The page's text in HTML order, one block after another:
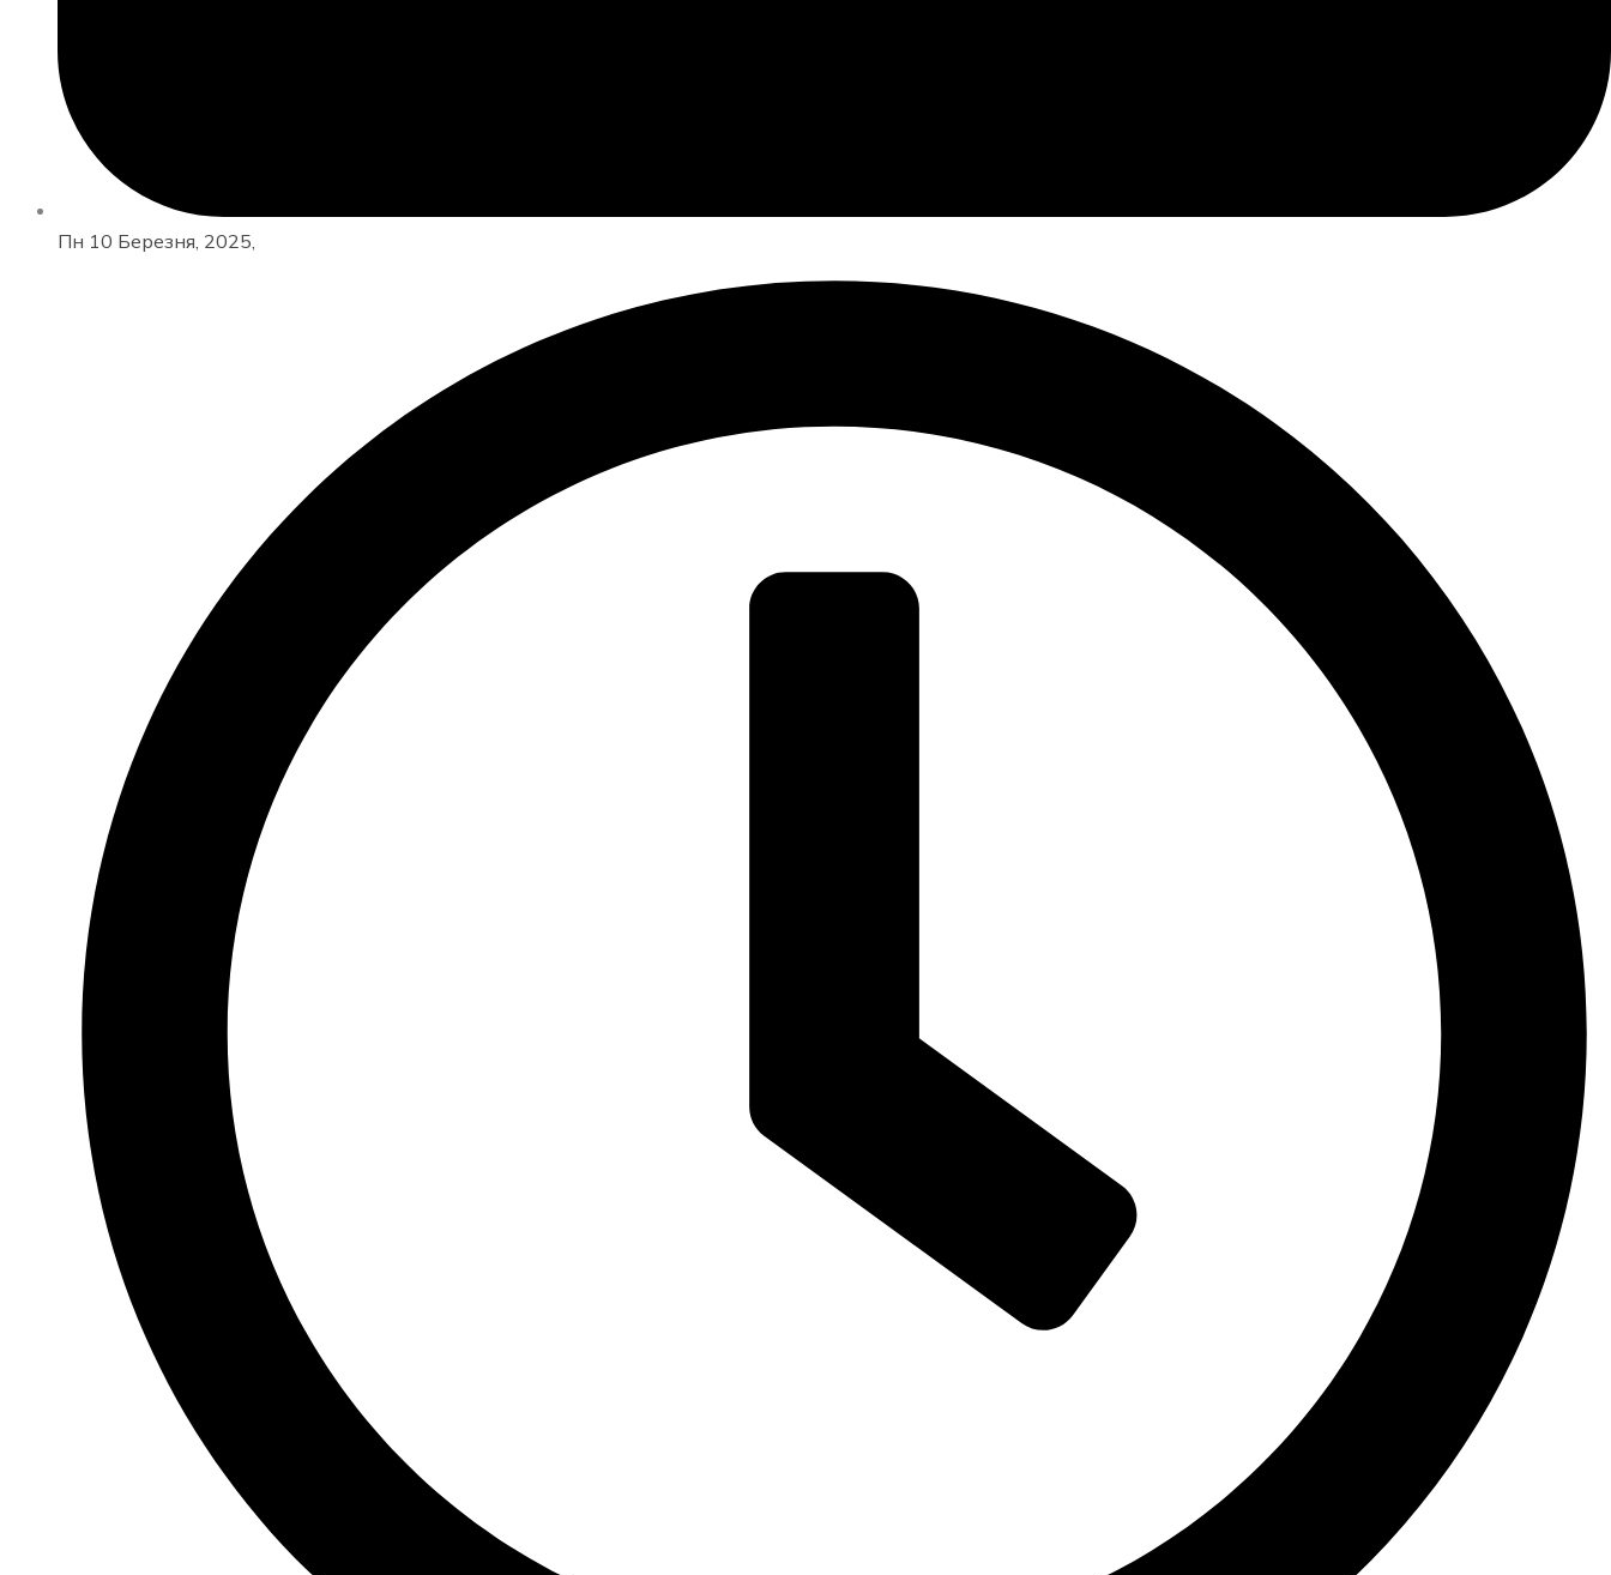
Пн 10 Березня, 2025,